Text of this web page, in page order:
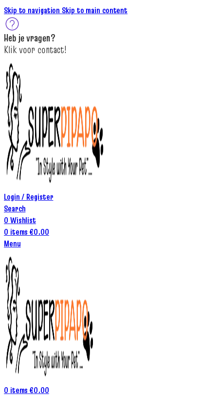
Skip to navigation Skip to main content
Heb jevragen?
Klikvoor contact!
Login / Register
Search
0 Wishlist
0 items €0.00
Menu
0 items €0.00